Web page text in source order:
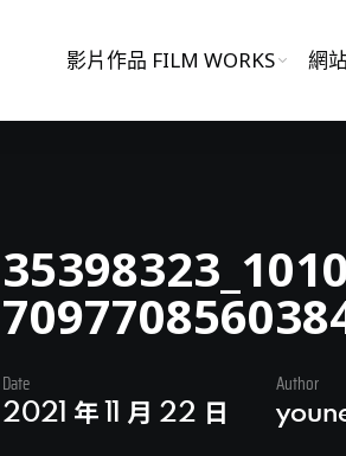
影片作品 FILM WORKS 網
Date
2021 年 11 月 22 日
Author